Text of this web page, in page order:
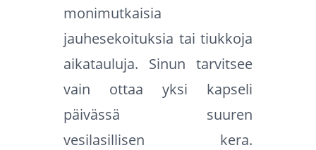
monimutkaisia
jauhesekoituksia tai tiukkoja
aikatauluja. Sinun tarvitsee
vain ottaa yksi kapseli
päivässä suuren
vesilasillisen kera.